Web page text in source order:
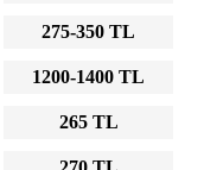
275-350 TL
1200-1400 TL
265 TL